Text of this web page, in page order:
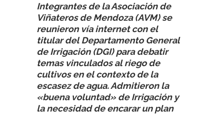
Integrantes de la Asociación de
Viñateros de Mendoza (AVM) se
reunieron vía internet con el
titular del Departamento General
de Irrigación (DGI) para debatir
temas vinculados al riego de
cultivos en el contexto de la
escasez de agua. Admitieron la
«buena voluntad» de Irrigación y
la necesidad de encarar un plan